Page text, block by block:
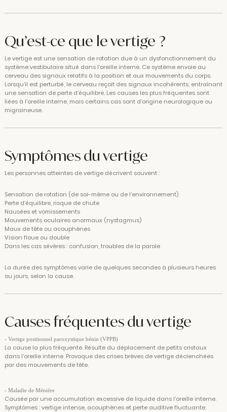
Qu’est-ce que le vertige ?
Le vertige est une sensation de rotation due à un dysfonctionnement du
système vestibulaire situé dans l’oreille interne. Ce système envoie au
cerveau des signaux relatifs à la position et aux mouvements du corps.
Lorsqu’il est perturbé, le cerveau reçoit des signaux incohérents, entraînant
une sensation de perte d’équilibre. Les causes les plus fréquentes sont
liées à l’oreille interne, mais certains cas sont d’origine neurologique ou
migraineuse.
Symptômes du vertige
Les personnes atteintes de vertige décrivent souvent :
Sensation de rotation (de soi-même ou de l’environnement)
Perte d’équilibre, risque de chute
Nausées et vomissements
Mouvements oculaires anormaux (nystagmus)
Maux de tête ou acouphènes
Vision floue ou double
Dans les cas sévères : confusion, troubles de la parole
La durée des symptômes varie de quelques secondes à plusieurs heures
ou jours, selon la cause.
Causes fréquentes du vertige
- Vertige positionnel paroxystique bénin (VPPB)
La cause la plus fréquente. Résulte du déplacement de petits cristaux
dans l’oreille interne. Provoque des crises brèves de vertige déclenchées
par des mouvements de tête.
- Maladie de Ménière
Causée par une accumulation excessive de liquide dans l’oreille interne.
Symptômes : vertige intense, acouphènes et perte auditive fluctuante.